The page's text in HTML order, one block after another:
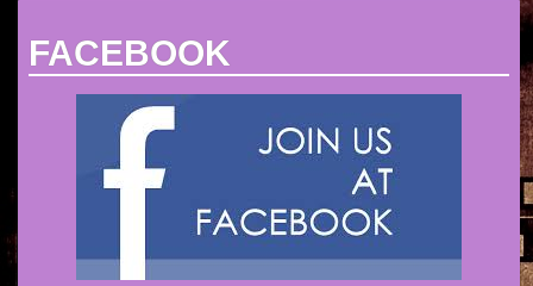
FACEBOOK